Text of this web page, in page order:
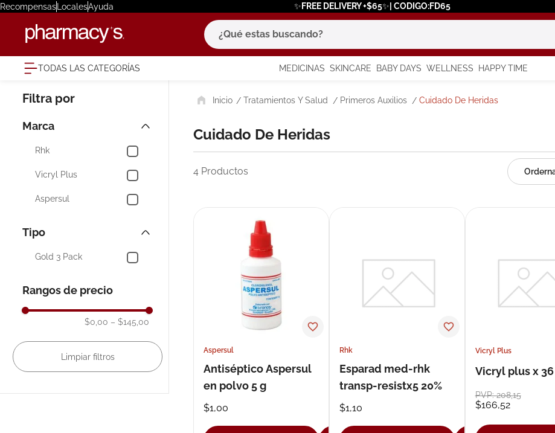
RecompensasLocalesAyuda ✨FREE DELIVERY +$65✨| CODIGO:FD65
¿Qué estas buscando?
TODAS LAS CATEGORÍAS MEDICINAS SKINCARE BABY DAYS WELLNESS HAPPY TIME
Marca
Rhk
Vicryl Plus
Aspersul
Tipo
Gold 3 Pack
Rangos de precio
$0,00 – $145,00
Tratamientos Y Salud Primeros Auxilios Cuidado De Heridas
Cuidado De Heridas
4 Productos
Aspersul
Antiséptico Aspersul
en polvo 5 g
$1,00
Rhk
Esparad med-rhk
transp-resistx5 20%
$1,10
Vicryl Plus
Vicryl plus x 36
PVP:208,15
$166,52
términos más buscados
1. eucerin
3. pilexil
6. degraler
isdin
roche posay
nivea